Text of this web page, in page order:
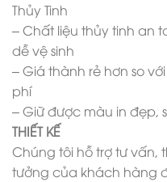
Thủy Tinh
– Chất liệu thủy tinh an
dễ vệ sinh
– Giá thành rẻ hơn so
phí
– Giữ được màu in đẹp,
THIẾT KẾ
Chúng tôi hỗ trợ tư vấn,
tưởng của khách hàng